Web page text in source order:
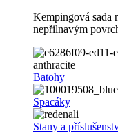
Kempingová sada
nepřilnavým
Batohy
Spacáky
Stany a